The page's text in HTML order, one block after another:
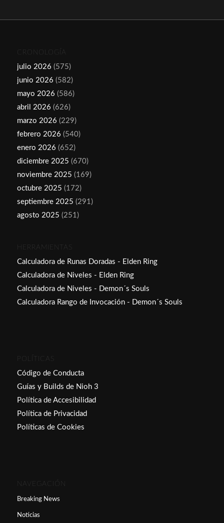
CRONOLOGÍA
julio 2026 (575)
junio 2026 (582)
mayo 2026 (586)
abril 2026 (626)
marzo 2026 (229)
febrero 2026 (540)
enero 2026 (652)
diciembre 2025 (670)
noviembre 2025 (169)
octubre 2025 (172)
septiembre 2025 (291)
agosto 2025 (251)
HERRAMIENTAS
Calculadora de Runas Doradas - Elden Ring
Calculadora de Niveles - Elden Ring
Calculadora de Niveles - Demon´s Souls
Calculadora Rango de Invocación - Demon´s Souls
POLÍTICAS
Código de Conducta
Guías y Builds de Nioh 3
Política de Accesibilidad
Política de Privacidad
Políticas de Cookies
NAVEGACIÓN
Breaking News
Noticias